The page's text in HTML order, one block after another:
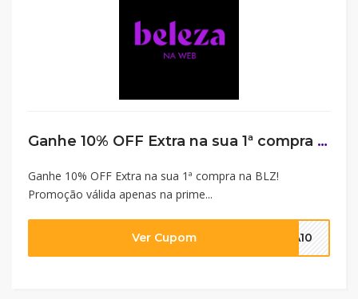
Ganhe 10% OFF Extra na sua 1ª compra na BLZ! Promoção válida apenas na primeira compra na Beleza na Web em produtos vendidos e entregues por Beleza na Web. Caso já tenha realizado alguma compra no site BLZ o benefício não será aplicado.
Ganhe 10% OFF Extra na sua 1ª compra na BLZ!
Promoção válida apenas na prime...
Ver Cupom ZA10